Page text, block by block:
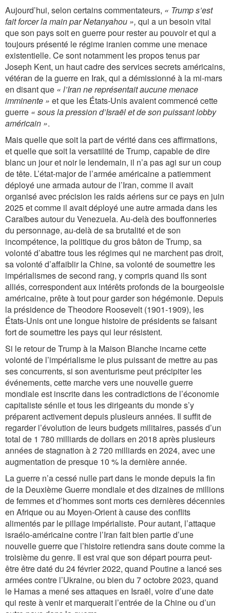
Aujourd’hui, selon certains commentateurs, « Trump s’est
fait forcer la main par Netanyahou », qui a un besoin vital
que son pays soit en guerre pour rester au pouvoir et qui a
toujours présenté le régime iranien comme une menace
existentielle. Ce sont notamment les propos tenus par
Joseph Kent, un haut cadre des services secrets américains,
vétéran de la guerre en Irak, qui a démissionné à la mi-mars
en disant que « l’Iran ne représentait aucune menace
imminente » et que les États-Unis avaient commencé cette
guerre « sous la pression d’Israël et de son puissant lobby
américain ».
Mais quelle que soit la part de vérité dans ces affirmations,
et quelle que soit la versatilité de Trump, capable de dire
blanc un jour et noir le lendemain, il n’a pas agi sur un coup
de tête. L’état-major de l’armée américaine a patiemment
déployé une armada autour de l’Iran, comme il avait
organisé avec précision les raids aériens sur ce pays en juin
2025 et comme il avait déployé une autre armada dans les
Caraïbes autour du Venezuela. Au-delà des bouffonneries
du personnage, au-delà de sa brutalité et de son
incompétence, la politique du gros bâton de Trump, sa
volonté d’abattre tous les régimes qui ne marchent pas droit,
sa volonté d’affaiblir la Chine, sa volonté de soumettre les
impérialismes de second rang, y compris quand ils sont
alliés, correspondent aux intérêts profonds de la bourgeoisie
américaine, prête à tout pour garder son hégémonie. Depuis
la présidence de Theodore Roosevelt (1901-1909), les
États-Unis ont une longue histoire de présidents se faisant
fort de soumettre les pays qui leur résistent.
Si le retour de Trump à la Maison Blanche incarne cette
volonté de l’impérialisme le plus puissant de mettre au pas
ses concurrents, si son aventurisme peut précipiter les
événements, cette marche vers une nouvelle guerre
mondiale est inscrite dans les contradictions de l’économie
capitaliste sénile et tous les dirigeants du monde s’y
préparent activement depuis plusieurs années. Il suffit de
regarder l’évolution de leurs budgets militaires, passés d’un
total de 1 780 milliards de dollars en 2018 après plusieurs
années de stagnation à 2 720 milliards en 2024, avec une
augmentation de presque 10 % la dernière année.
La guerre n’a cessé nulle part dans le monde depuis la fin
de la Deuxième Guerre mondiale et des dizaines de millions
de femmes et d’hommes sont morts ces dernières décennies
en Afrique ou au Moyen-Orient à cause des conflits
alimentés par le pillage impérialiste. Pour autant, l’attaque
israélo-américaine contre l’Iran fait bien partie d’une
nouvelle guerre que l’histoire retiendra sans doute comme la
troisième du genre. Il est vrai que son départ pourra peut-
être être daté du 24 février 2022, quand Poutine a lancé ses
armées contre l’Ukraine, ou bien du 7 octobre 2023, quand
le Hamas a mené ses attaques en Israël, voire d’une date
qui reste à venir et marquerait l’entrée de la Chine ou d’un